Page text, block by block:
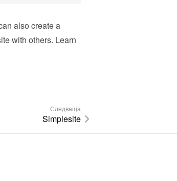
also create a
with others. Learn
Следваща
Simplesite